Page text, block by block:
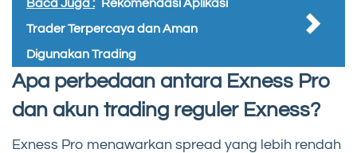
Baca Juga : Rekomendasi Aplikasi
Trader Terpercaya dan Aman
Digunakan Trading
Apa perbedaan antara Exness Pro
dan akun trading reguler Exness?
Exness Pro menawarkan spread yang lebih rendah